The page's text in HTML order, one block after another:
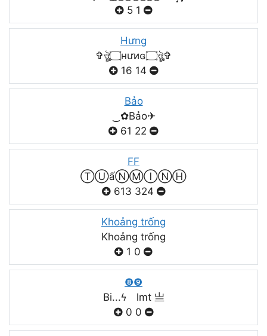
5 1
Hưng
✞ঔৣ۝нưиɢ۝ঔৣ✞
16 14
Bảo
‿✿Bảo✈
61 22
FF
ⓉⓊấⓃⓂⒾⓃⒽ
613 324
Khoảng trống
Khoảng trống
1 0
❽❾
Bi...ϟ lmt 亗
0 0